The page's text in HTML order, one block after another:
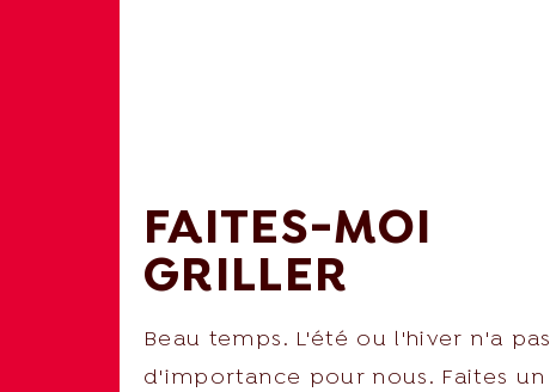
FAITES-MOI
GRILLER
Beau temps. L'été ou l'hiver n'a pas
d'importance pour nous. Faites un